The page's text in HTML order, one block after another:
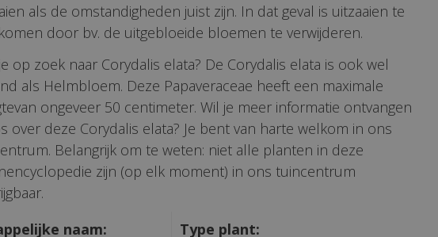
als de omstandigheden juist zijn. In dat geval is uitzaaien te
door bv. de uitgebloeide bloemen te verwijderen.
op zoek naar Corydalis elata? De Corydalis elata is ook wel
als Helmbloem. Deze Papaveraceae heeft een maximale
ongeveer 50 centimeter. Wil je meer informatie ontvangen
over deze Corydalis elata? Je bent van harte welkom in ons
Belangrijk om te weten: niet alle planten in deze
zijn (op elk moment) in ons tuincentrum
naam:
Type plant: